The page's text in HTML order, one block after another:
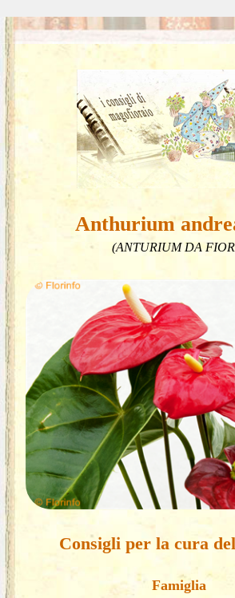
Anthurium
(ANTURIUM DA
Consigli per la cura
Famiglia